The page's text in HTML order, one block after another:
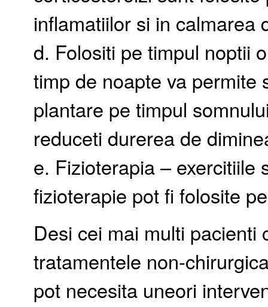
inflamatiilor si in calmarea
d. Folositi pe timpul noptii
timp de noapte va permite
plantare pe timpul
reduceti durerea de
e. Fizioterapia – exercitiile
fizioterapie pot fi folosite
Desi cei mai multi pacienti
tratamentele non-
pot necesita uneori